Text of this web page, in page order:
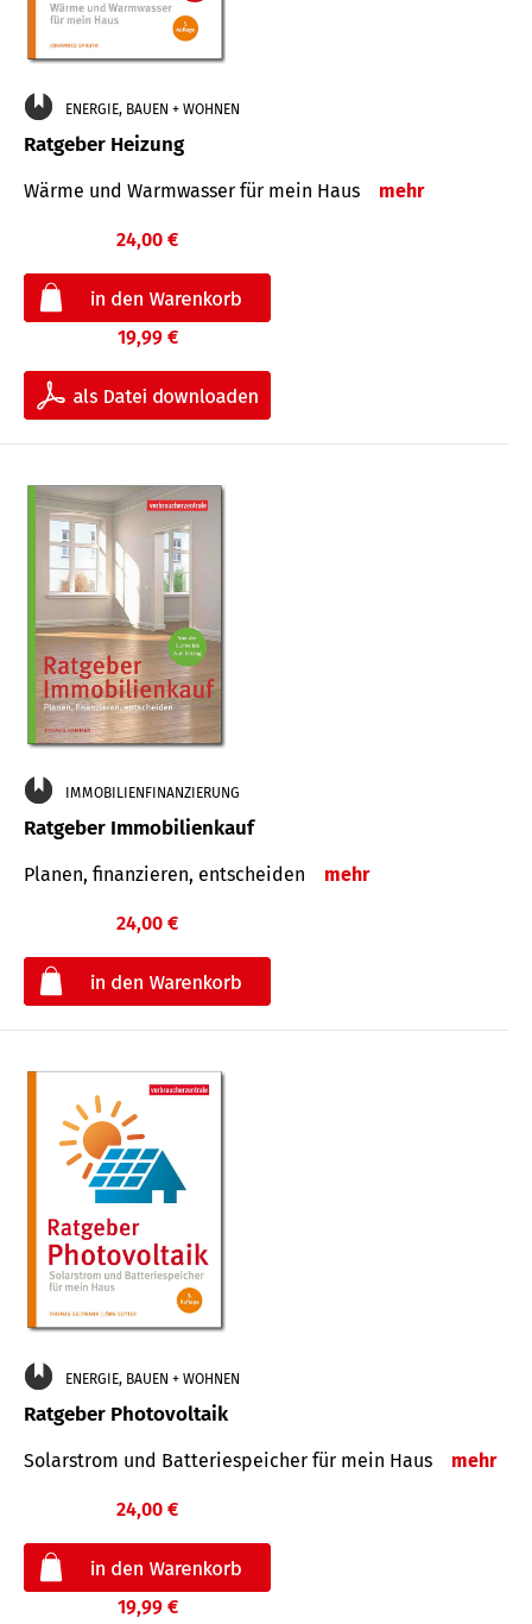
ENERGIE, BAUEN + WOHNEN
Ratgeber Heizung
Wärme und Warmwasser für mein Haus mehr
24,00 €
19,99 €
IMMOBILIENFINANZIERUNG
Ratgeber Immobilienkauf
Planen, finanzieren, entscheiden mehr
24,00 €
ENERGIE, BAUEN + WOHNEN
Ratgeber Photovoltaik
Solarstrom und Batteriespeicher für mein Haus mehr
24,00 €
19,99 €